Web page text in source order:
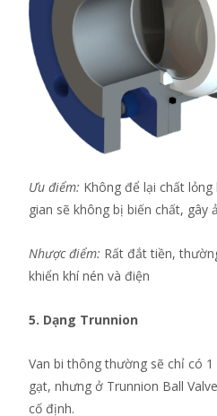
Ưu điểm: Không để lại chất
gian sẽ không bị biến chất, gây
Nhược điểm: Rất đắt tiền,
khiển khí nén và điện
5. Dạng Trunnion
Van bi thông thường sẽ chỉ có
gạt, nhưng ở Trunnion Ball
cố định.